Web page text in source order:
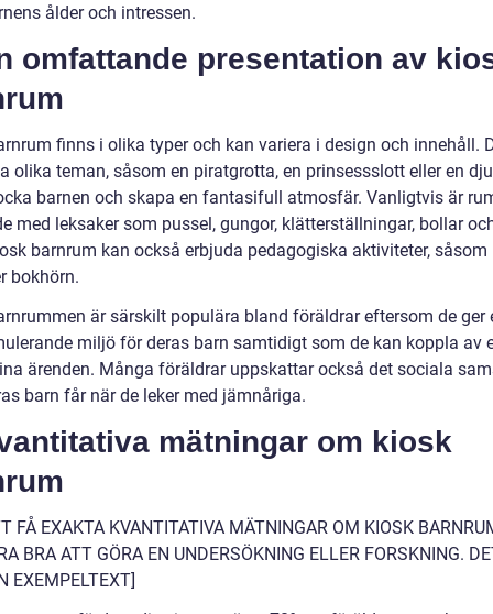
ålder och intressen.
omfattande presentation av
finns i olika typer och kan variera i design och innehåll.
olika teman, såsom en piratgrotta, en prinsessslott eller en
barnen och skapa en fantasifull atmosfär. Vanligtvis är
med leksaker som pussel, gungor, klätterställningar, bollar
barnrum kan också erbjuda pedagogiska aktiviteter, såsom
bokhörn.
är särskilt populära bland föräldrar eftersom de ger
miljö för deras barn samtidigt som de kan koppla av
ärenden. Många föräldrar uppskattar också det sociala
barn får när de leker med jämnåriga.
mätningar om kiosk
FÅ EXAKTA KVANTITATIVA MÄTNINGAR OM KIOSK
BRA ATT GÖRA EN UNDERSÖKNING ELLER FORSKNING.
EXEMPELTEXT]